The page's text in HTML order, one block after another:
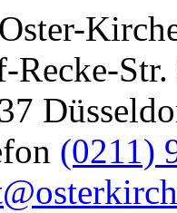
Recke-Str.
(0211)